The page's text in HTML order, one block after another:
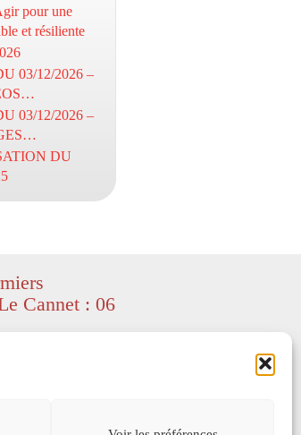
pour une
et résiliente
03/12/2026 –
03/12/2026 –
DU
Cannet : 06